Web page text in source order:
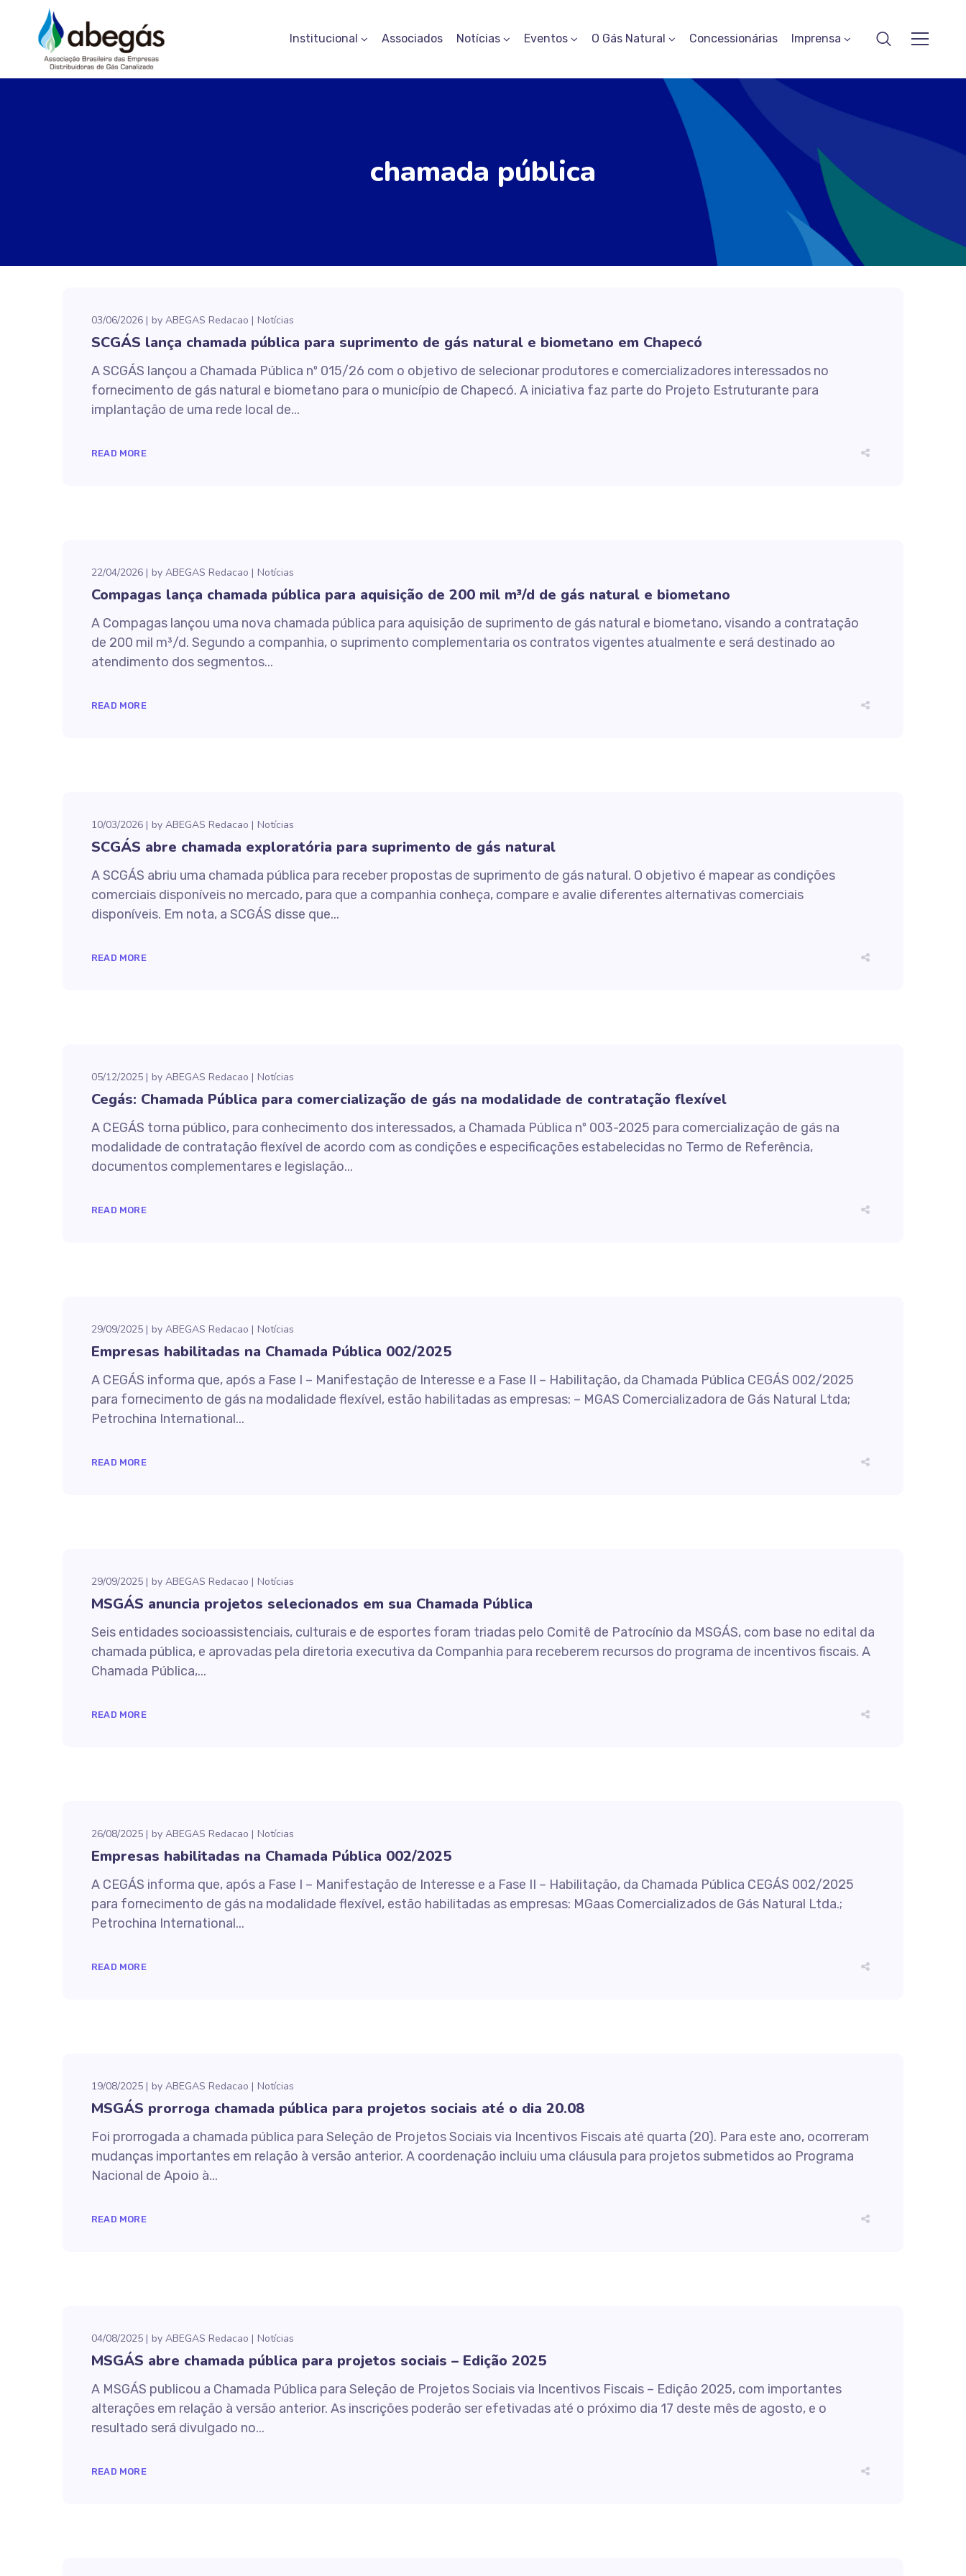
Institucional Associados Notícias Eventos O Gás Natural Concessionárias Imprensa
chamada pública
03/06/2026 by ABEGAS Redacao Notícias
SCGÁS lança chamada pública para suprimento de gás natural e biometano em Chapecó
A SCGÁS lançou a Chamada Pública nº 015/26 com o objetivo de selecionar produtores e comercializadores interessados no
fornecimento de gás natural e biometano para o município de Chapecó. A iniciativa faz parte do Projeto Estruturante para
implantação de uma rede local de...
READ MORE
22/04/2026 by ABEGAS Redacao Notícias
Compagas lança chamada pública para aquisição de 200 mil m³/d de gás natural e biometano
A Compagas lançou uma nova chamada pública para aquisição de suprimento de gás natural e biometano, visando a contratação
de 200 mil m³/d. Segundo a companhia, o suprimento complementaria os contratos vigentes atualmente e será destinado ao
atendimento dos segmentos...
READ MORE
10/03/2026 by ABEGAS Redacao Notícias
SCGÁS abre chamada exploratória para suprimento de gás natural
A SCGÁS abriu uma chamada pública para receber propostas de suprimento de gás natural. O objetivo é mapear as condições
comerciais disponíveis no mercado, para que a companhia conheça, compare e avalie diferentes alternativas comerciais
disponíveis. Em nota, a SCGÁS disse que...
READ MORE
05/12/2025 by ABEGAS Redacao Notícias
Cegás: Chamada Pública para comercialização de gás na modalidade de contratação flexível
A CEGÁS torna público, para conhecimento dos interessados, a Chamada Pública nº 003-2025 para comercialização de gás na
modalidade de contratação flexível de acordo com as condições e especificações estabelecidas no Termo de Referência,
documentos complementares e legislação...
READ MORE
29/09/2025 by ABEGAS Redacao Notícias
Empresas habilitadas na Chamada Pública 002/2025
A CEGÁS informa que, após a Fase I – Manifestação de Interesse e a Fase II – Habilitação, da Chamada Pública CEGÁS 002/2025
para fornecimento de gás na modalidade flexível, estão habilitadas as empresas: – MGAS Comercializadora de Gás Natural Ltda;
Petrochina International...
READ MORE
29/09/2025 by ABEGAS Redacao Notícias
MSGÁS anuncia projetos selecionados em sua Chamada Pública
Seis entidades socioassistenciais, culturais e de esportes foram triadas pelo Comitê de Patrocínio da MSGÁS, com base no edital da
chamada pública, e aprovadas pela diretoria executiva da Companhia para receberem recursos do programa de incentivos fiscais. A
Chamada Pública,...
READ MORE
26/08/2025 by ABEGAS Redacao Notícias
Empresas habilitadas na Chamada Pública 002/2025
A CEGÁS informa que, após a Fase I – Manifestação de Interesse e a Fase II – Habilitação, da Chamada Pública CEGÁS 002/2025
para fornecimento de gás na modalidade flexível, estão habilitadas as empresas: MGaas Comercializados de Gás Natural Ltda.;
Petrochina International...
READ MORE
19/08/2025 by ABEGAS Redacao Notícias
MSGÁS prorroga chamada pública para projetos sociais até o dia 20.08
Foi prorrogada a chamada pública para Seleção de Projetos Sociais via Incentivos Fiscais até quarta (20). Para este ano, ocorreram
mudanças importantes em relação à versão anterior. A coordenação incluiu uma cláusula para projetos submetidos ao Programa
Nacional de Apoio à...
READ MORE
04/08/2025 by ABEGAS Redacao Notícias
MSGÁS abre chamada pública para projetos sociais – Edição 2025
A MSGÁS publicou a Chamada Pública para Seleção de Projetos Sociais via Incentivos Fiscais – Edição 2025, com importantes
alterações em relação à versão anterior. As inscrições poderão ser efetivadas até o próximo dia 17 deste mês de agosto, e o
resultado será divulgado no...
READ MORE